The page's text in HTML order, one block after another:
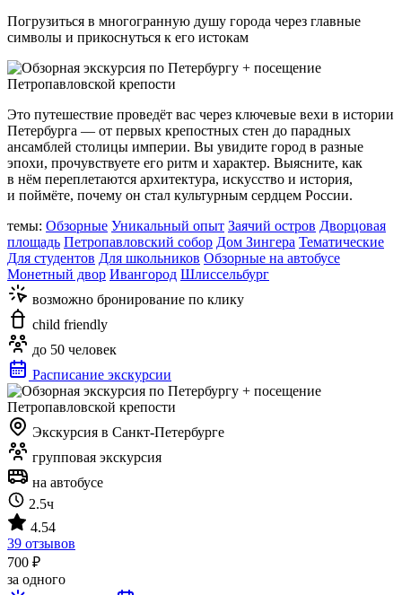
Погрузиться в многогранную душу города через главные
символы и прикоснуться к его истокам
Это путешествие проведёт вас через ключевые вехи в истории
Петербурга — от первых крепостных стен до парадных
ансамблей столицы империи. Вы увидите город в разные
эпохи, прочувствуете его ритм и характер. Выясните, как
в нём переплетаются архитектура, искусство и история,
и поймёте, почему он стал культурным сердцем России.
темы: Обзорные Уникальный опыт Заячий остров Дворцовая
площадь Петропавловский собор Дом Зингера Тематические
Для студентов Для школьников Обзорные на автобусе
Монетный двор Ивангород Шлиссельбург
возможно бронирование по клику
child friendly
до 50 человек
Расписание экскурсии
Экскурсия в Санкт-Петербурге
групповая экскурсия
на автобусе
2.5ч
4.54
39 отзывов
700 ₽
за одного